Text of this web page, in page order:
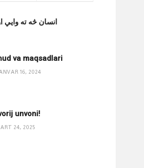
انسان څه ته وایي
va maqsadlari
16, 2024
unvoni!
24, 2025